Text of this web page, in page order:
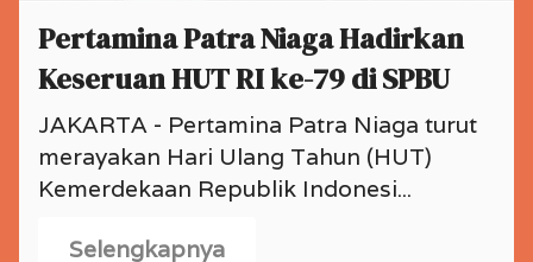
Pertamina Patra Niaga Hadirkan
Keseruan HUT RI ke-79 di SPBU
JAKARTA - Pertamina Patra Niaga turut
merayakan Hari Ulang Tahun (HUT)
Kemerdekaan Republik Indonesi...
Selengkapnya